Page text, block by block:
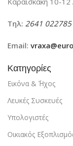
Τηλ: 2641 022785
Email:
Κατηγορίες
Εικόνα & ΄Ήχος
Λευκές Συσκευές
Υπολογιστές
Οικιακός